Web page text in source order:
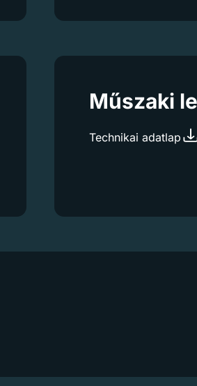
Műszaki
Technikai adatlap